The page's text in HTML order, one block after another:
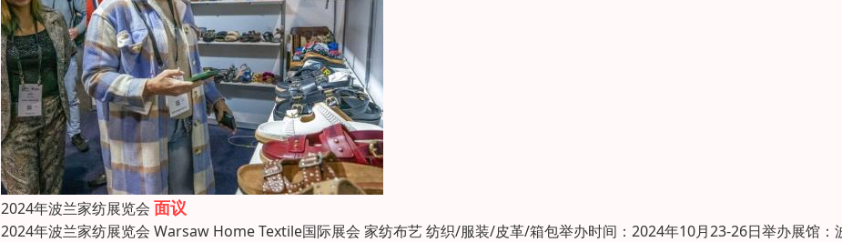
2024年波兰家纺展览会 面议
2024年波兰家纺展览会 Warsaw Home Textile国际展会 家纺布艺 纺织/服装/皮革/箱包举办时间：2024年10月23-26日举办展馆：